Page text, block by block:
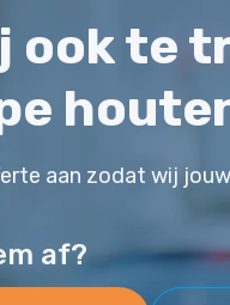
ook te
aan zodat wij
af?